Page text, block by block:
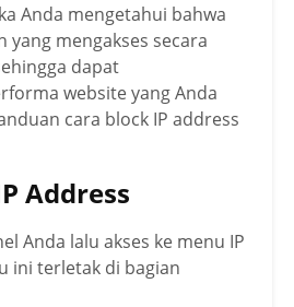
Anda mengetahui bahwa
yang mengakses secara
dapat
website yang Anda
cara block IP address
Address
Anda lalu akses ke menu IP
ini terletak di bagian